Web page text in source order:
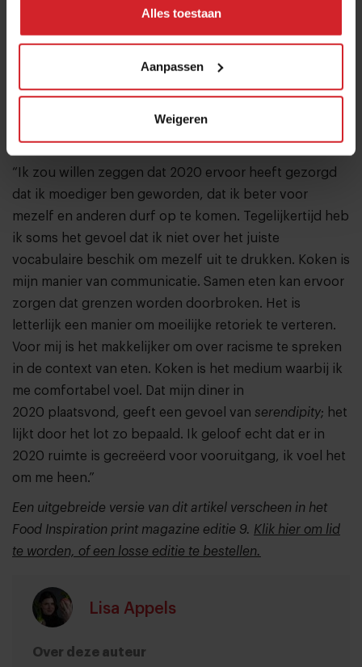
Alles toestaan
Aanpassen
Weigeren
voeren over discriminatie, onderwaardering en de toe-
eigening van cultuur. Ik voel dat er een momentum is
en dat mensen openstaan om te luisteren en te leren.
Daar moeten we
Persoonlijke ontwikkeling
“Ik zou willen zeggen dat 2020 ervoor heeft gezorgd
dat ik moediger ben geworden, dat ik beter voor
mezelf en anderen durf op te komen. Tegelijkertijd heb
ik soms het gevoel dat ik niet over het juiste
vocabulaire beschik om mezelf uit te drukken. Koken is
mijn manier van communicatie. Samen eten kan ervoor
zorgen dat grenzen worden doorbroken. Het is
letterlijk een manier om moeilijke retoriek te verteren.
Voor mij is het makkelijker om over racisme te spreken
in de context van eten. Koken is het medium waarbij ik
me comfortabel voel. Dat mijn diner in
2020 plaatsvond, geeft een gevoel van serendipity; het
lijkt door het lot zo bepaald. Ik geloof echt dat er in
2020 ruimte is gecreëerd voor vooruitgang, ik voel het
om me heen.”
Een uitgebreide versie van dit artikel verscheen in het
Food Inspiration print magazine editie 9. Klik hier om lid
te worden, of een losse editie te bestellen.
Lisa Appels
Over deze auteur